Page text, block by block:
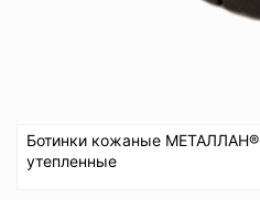
Ботинки кожаные МЕТАЛЛАН®
утепленные